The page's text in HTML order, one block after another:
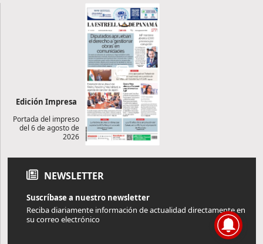
Edición Impresa
Portada del impreso
del 6 de agosto de
2026
NEWSLETTER
Suscríbase a nuestro newsletter
Reciba diariamente información de actualidad directamente en
su correo electrónico